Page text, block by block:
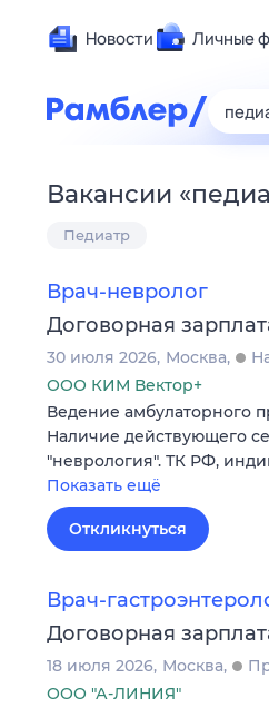
Новости Личные
Вакансии «
Педиатр
Врач-невролог
Договорная
30 июля 2026 Москва
ООО КИМ Вектор+
Ведение амбулаторного
Наличие действующего
"неврология". ТК РФ,
Показать ещё
Откликнуться
Врач-
Договорная
18 июля 2026 Москва
ООО "А-ЛИНИЯ"